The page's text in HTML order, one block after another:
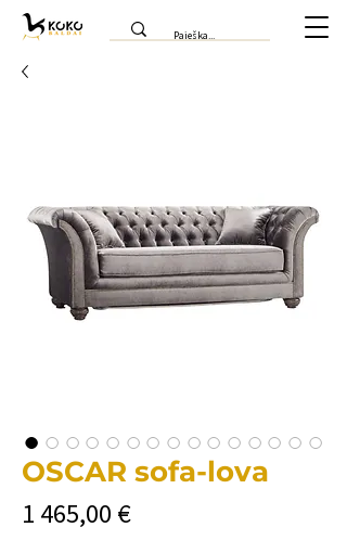
OSCAR sofa-lova
1 465,00 €Price